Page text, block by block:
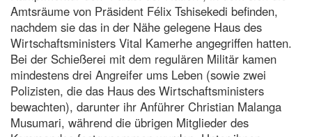
Amtsräume von Präsident Félix Tshisekedi befinden,
nachdem sie das in der Nähe gelegene Haus des
Wirtschaftsministers Vital Kamerhe angegriffen hatten.
Bei der Schießerei mit dem regulären Militär kamen
mindestens drei Angreifer ums Leben (sowie zwei
Polizisten, die das Haus des Wirtschaftsministers
bewachten), darunter ihr Anführer Christian Malanga
Musumari, während die übrigen Mitglieder des